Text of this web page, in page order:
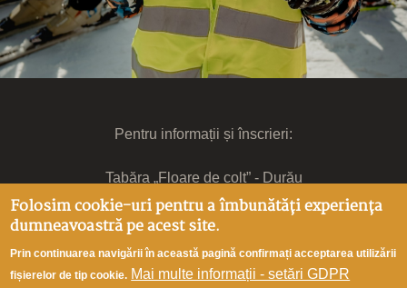
Pentru informații și înscrieri:
Tabăra „Floare de colț” - Durău
Mitropolia Moldovei și Bucovinei - Arhiepiscopia Iașilor
Bd. Ștefan cel Mare și Sfânt, nr. 14, et III, Iași, 700.064
0766.092.245
Folosim cookie-uri pentru a îmbunătăți experiența
dumneavoastră pe acest site.
Prin continuarea navigării în această pagină confirmați acceptarea utilizării
fișierelor de tip cookie. Mai multe informații - setări GDPR